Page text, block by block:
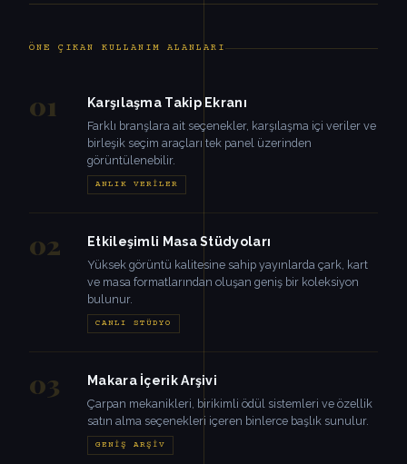
ÖNE ÇIKAN KULLANIM ALANLARI
01 Karşılaşma Takip Ekranı
Farklı branşlara ait seçenekler, karşılaşma içi veriler ve
birleşik seçim araçları tek panel üzerinden
görüntülenebilir.
ANLIK VERILER
02 Etkileşimli Masa Stüdyoları
Yüksek görüntü kalitesine sahip yayınlarda çark, kart
ve masa formatlarından oluşan geniş bir koleksiyon
bulunur.
CANLI STÜDYO
03 Makara İçerik Arşivi
Çarpan mekanikleri, birikimli ödül sistemleri ve özellik
satın alma seçenekleri içeren binlerce başlık sunulur.
GENIŞ ARŞIV